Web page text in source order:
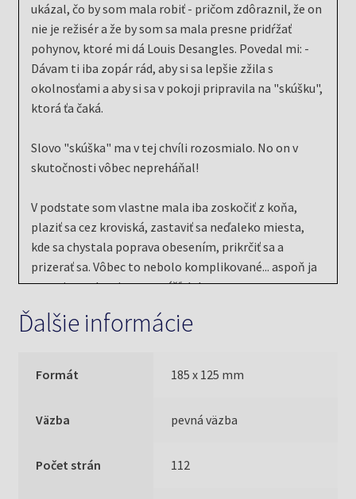
ukázal, čo by som mala robiť - pričom zdôraznil, že on
nie je režisér a že by som sa mala presne pridŕžať
pohynov, ktoré mi dá Louis Desangles. Povedal mi: -
Dávam ti iba zopár rád, aby si sa lepšie zžila s
okolnosťami a aby si sa v pokoji pripravila na "skúšku",
ktorá ťa čaká.
Slovo "skúška" ma v tej chvíli rozosmialo. No on v
skutočnosti vôbec nepreháňal!
V podstate som vlastne mala iba zoskočiť z koňa,
plaziť sa cez kroviská, zastaviť sa neďaleko miesta,
kde sa chystala poprava obesením, prikrčiť sa a
prizerať sa. Vôbec to nebolo komplikované... aspoň ja
som si to tak naivne namýšľala!
Po večeri za mnou prišla Mama Sue. Komparzistov
iba mne. Trvalo jej to viac ako hodinu, ale keď bola
Priznávam sa, vykročila som pyšne ako páv. Cítila som
povznášajúci. Nikdy som niečo podobné nezažila.
Ďalšie informácie
Formát 185 x 125 mm
Väzba pevná väzba
Počet strán 112